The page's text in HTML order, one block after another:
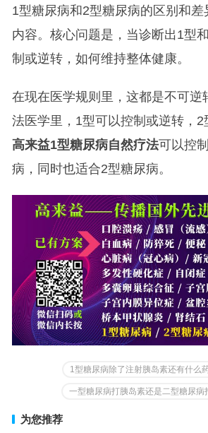
1型糖尿病和2型糖尿病的区别和差
内容。核心问题是，当诊断出1型
制或逆转，如何维持整体健康。
在现在医学规则里，这都是不可逆
法医学里，1型可以控制或逆转，2
高来益1型糖尿病自然疗法可以控
病，同时也适合2型糖尿病。
1型糖尿病除了注射胰岛素还有什么
一型糖尿病打胰岛素还是二型糖尿病
为您推荐